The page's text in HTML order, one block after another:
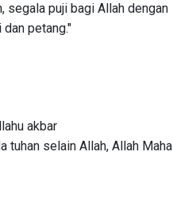
segala puji bagi Allah dengan
petang."
akbar
tuhan selain Allah, Allah Maha